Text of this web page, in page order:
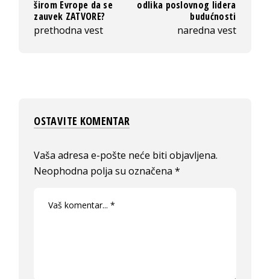
širom Evrope da se
zauvek ZATVORE?
prethodna vest
odlika poslovnog lidera
budućnosti
naredna vest
OSTAVITE KOMENTAR
Vaša adresa e-pošte neće biti objavljena.
Neophodna polja su označena*